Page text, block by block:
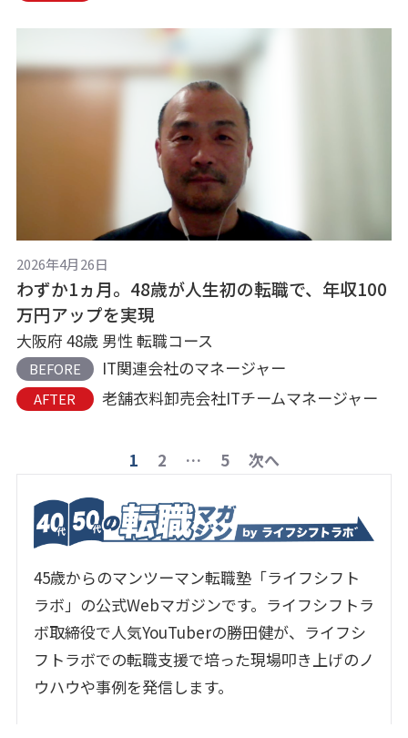
2026年4月26日
わずか1ヵ月。48歳が人生初の転職で、年収100
万円アップを実現
大阪府 48歳 男性 転職コース
BEFORE IT関連会社のマネージャー
AFTER 老舗衣料卸売会社ITチームマネージャー
稿
の
ペ
ー
ジ
送
り
1 2 … 5 次へ
45歳からのマンツーマン転職塾「ライフシフト
ラボ」の公式Webマガジンです。ライフシフトラ
ボ取締役で人気YouTuberの勝田健が、ライフシ
フトラボでの転職支援で培った現場叩き上げのノ
ウハウや事例を発信します。